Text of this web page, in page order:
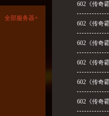
全部服务器+
602《传奇
602《传奇
602《传奇
602《传奇
602《传奇
602《传奇